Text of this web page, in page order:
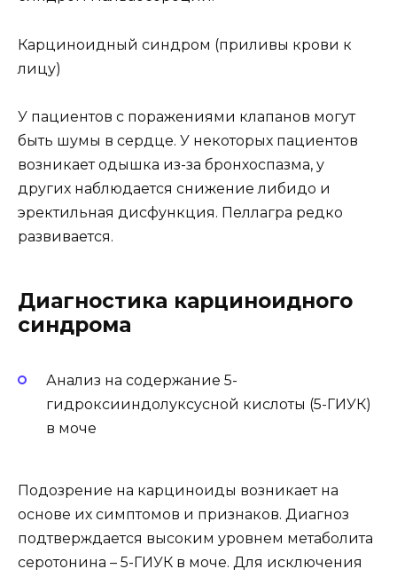
Карциноидный синдром (приливы крови к
лицу)
У пациентов с поражениями клапанов могут
быть шумы в сердце. У некоторых пациентов
возникает одышка из-за бронхоспазма, у
других наблюдается снижение либидо и
эректильная дисфункция. Пеллагра редко
развивается.
Диагностика карциноидного
синдрома
Анализ на содержание 5-
гидроксииндолуксусной кислоты (5-ГИУК)
в моче
Подозрение на карциноиды возникает на
основе их симптомов и признаков. Диагноз
подтверждается высоким уровнем метаболита
серотонина – 5-ГИУК в моче. Для исключения